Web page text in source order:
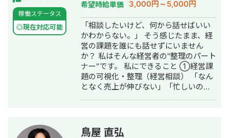
／CrowdWorks／ココナラ）でも継続
的にご依頼をいただいており、SSサロ
ンを通じては翻訳・リサーチ・海外対
応等、専門性の高い案件も多くご相談
いただいています。 📌 経歴 2015年 神
戸市外国語大学 英米学科 卒業 2015年
三井倉庫HD 入社：アメリカ・マレー
シアにて物流・フォワーディング業務
に従事 2020年 三菱重工業 入社：国産
ジェット機「MRJ／スペースジェッ
入社：エネルギー分野（UPS）にて海
稼働ステータス
◎現在対応可能
デザイン・作成・動画制作・動画編
集・AI活用
希望時給単価 3,000円～5,000円
「相談したいけど、何から話せばいい
かわからない。」 そう感じたまま、経
営の課題を誰にも話せずにいません
か？ 私はそんな経営者の"整理のパート
ナー"です。 私にできること ①経営課
題の可視化・整理（経営相談） 「なん
となく売上が伸びない」「忙しいのに
緒に明確にする、それが私の仕事の出
鳥屋 直弘